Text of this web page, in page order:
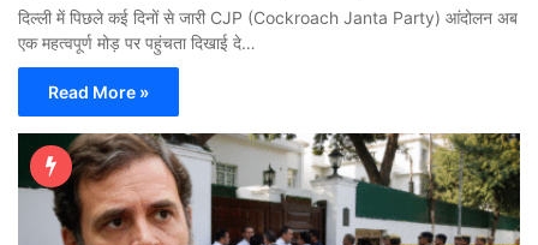
दिल्ली में पिछले कई दिनों से जारी CJP (Cockroach Janta Party) आंदोलन अब
एक महत्वपूर्ण मोड़ पर पहुंचता दिखाई दे…
Read More »